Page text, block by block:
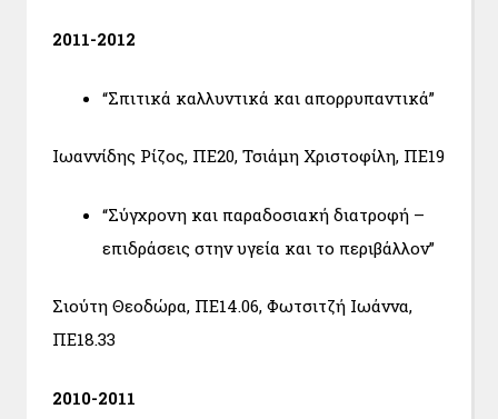
2011-2012
“Σπιτικά καλλυντικά και απορρυπαντικά”
Ιωαννίδης Ρίζος, ΠΕ20, Τσιάμη Χριστοφίλη, ΠΕ19
“Σύγχρονη και παραδοσιακή διατροφή –
επιδράσεις στην υγεία και το περιβάλλον”
Σιούτη Θεοδώρα, ΠΕ14.06, Φωτσιτζή Ιωάννα,
ΠΕ18.33
2010-2011